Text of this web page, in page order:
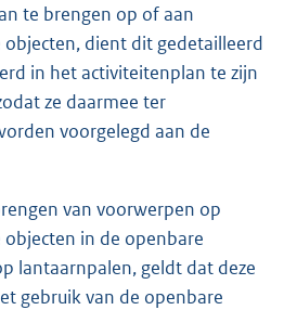
te brengen op of aan
dient dit gedetailleerd
in het activiteitenplan te zijn
ze daarmee ter
voorgelegd aan de
van voorwerpen op
in de openbare
lantaarnpalen, geldt dat deze
gebruik van de openbare